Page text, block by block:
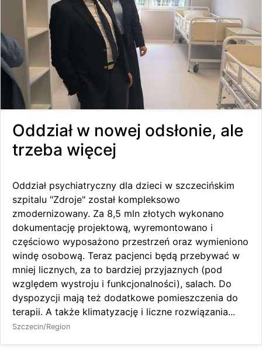
Oddział w nowej odsłonie, ale
trzeba więcej
Oddział psychiatryczny dla dzieci w szczecińskim
szpitalu "Zdroje" został kompleksowo
zmodernizowany. Za 8,5 mln złotych wykonano
dokumentację projektową, wyremontowano i
częściowo wyposażono przestrzeń oraz wymieniono
windę osobową. Teraz pacjenci będą przebywać w
mniej licznych, za to bardziej przyjaznych (pod
względem wystroju i funkcjonalności), salach. Do
dyspozycji mają też dodatkowe pomieszczenia do
terapii. A także klimatyzację i liczne rozwiązania...
Szczecin/Region